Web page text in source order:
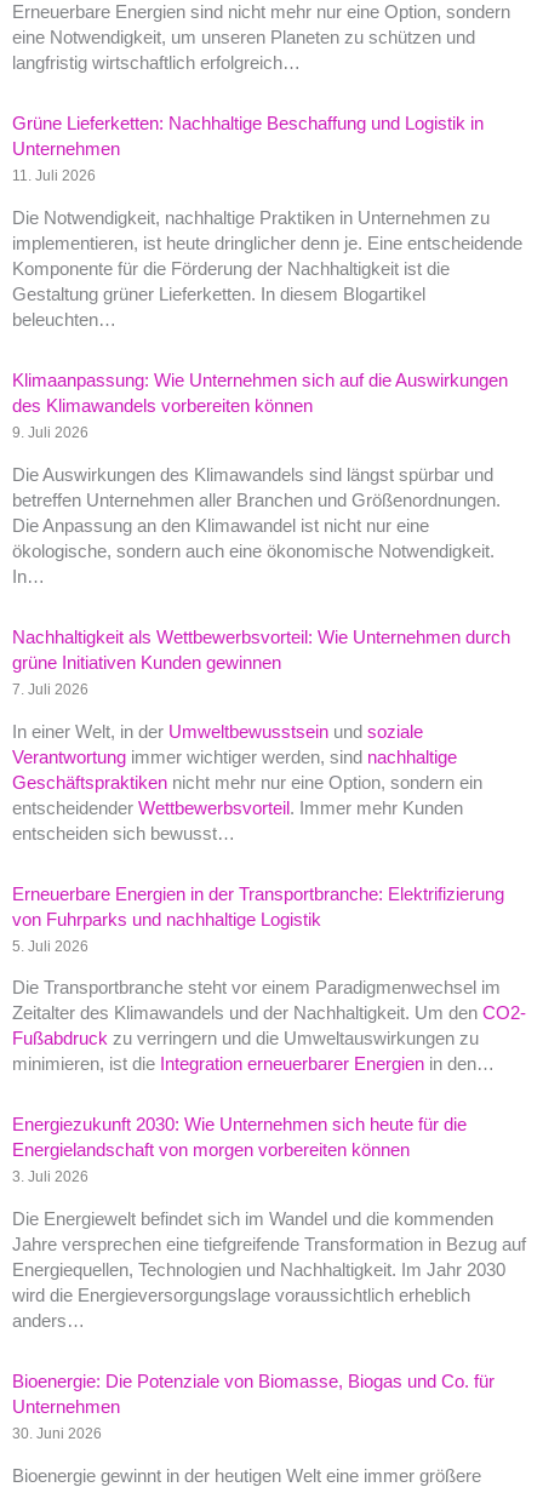
Erneuerbare Energien sind nicht mehr nur eine Option, sondern
eine Notwendigkeit, um unseren Planeten zu schützen und
langfristig wirtschaftlich erfolgreich…
Grüne Lieferketten: Nachhaltige Beschaffung und Logistik in
Unternehmen
11. Juli 2026
Die Notwendigkeit, nachhaltige Praktiken in Unternehmen zu
implementieren, ist heute dringlicher denn je. Eine entscheidende
Komponente für die Förderung der Nachhaltigkeit ist die
Gestaltung grüner Lieferketten. In diesem Blogartikel
beleuchten…
Klimaanpassung: Wie Unternehmen sich auf die Auswirkungen
des Klimawandels vorbereiten können
9. Juli 2026
Die Auswirkungen des Klimawandels sind längst spürbar und
betreffen Unternehmen aller Branchen und Größenordnungen.
Die Anpassung an den Klimawandel ist nicht nur eine
ökologische, sondern auch eine ökonomische Notwendigkeit.
In…
Nachhaltigkeit als Wettbewerbsvorteil: Wie Unternehmen durch
grüne Initiativen Kunden gewinnen
7. Juli 2026
In einer Welt, in der Umweltbewusstsein und soziale
Verantwortung immer wichtiger werden, sind nachhaltige
Geschäftspraktiken nicht mehr nur eine Option, sondern ein
entscheidender Wettbewerbsvorteil. Immer mehr Kunden
entscheiden sich bewusst…
Erneuerbare Energien in der Transportbranche: Elektrifizierung
von Fuhrparks und nachhaltige Logistik
5. Juli 2026
Die Transportbranche steht vor einem Paradigmenwechsel im
Zeitalter des Klimawandels und der Nachhaltigkeit. Um den CO2-
Fußabdruck zu verringern und die Umweltauswirkungen zu
minimieren, ist die Integration erneuerbarer Energien in den…
Energiezukunft 2030: Wie Unternehmen sich heute für die
Energielandschaft von morgen vorbereiten können
3. Juli 2026
Die Energiewelt befindet sich im Wandel und die kommenden
Jahre versprechen eine tiefgreifende Transformation in Bezug auf
Energiequellen, Technologien und Nachhaltigkeit. Im Jahr 2030
wird die Energieversorgungslage voraussichtlich erheblich
anders…
Bioenergie: Die Potenziale von Biomasse, Biogas und Co. für
Unternehmen
30. Juni 2026
Bioenergie gewinnt in der heutigen Welt eine immer größere